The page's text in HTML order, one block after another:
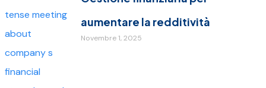
aumentare la redditività
Novembre 1, 2025